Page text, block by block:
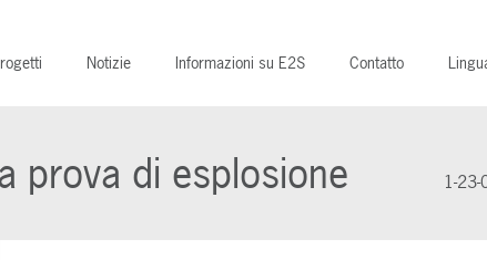
Notizie Informazioni su E2S Contatto
prova di esplosione 1-